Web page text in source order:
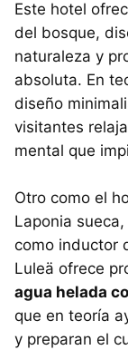
Este hotel
del bosque,
naturaleza y
absoluta. En
diseño
visitantes
mental que
Otro como el
Laponia
como inductor
Luleä ofrece
agua helada
que en teoría
y preparan el